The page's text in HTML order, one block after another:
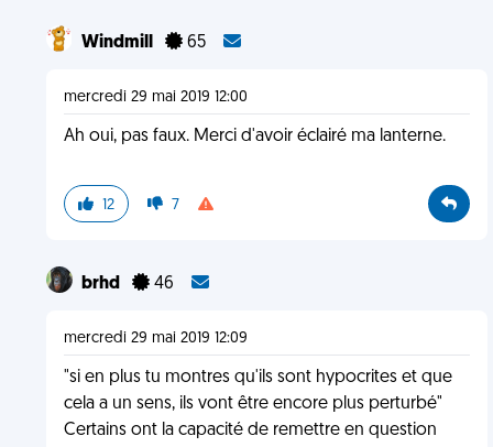
Windmill 65
mercredi 29 mai 2019 12:00
Ah oui, pas faux. Merci d'avoir éclairé ma lanterne.
12 7
brhd 46
mercredi 29 mai 2019 12:09
"si en plus tu montres qu'ils sont hypocrites et que
cela a un sens, ils vont être encore plus perturbé"
Certains ont la capacité de remettre en question